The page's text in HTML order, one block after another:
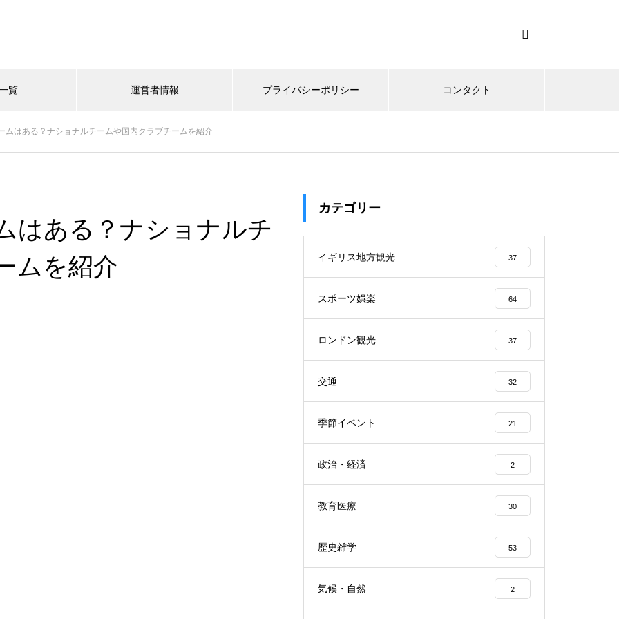
覧 運営者情報 プライバシーポリシー コンタクト
ムはある？ナショナルチームや国内クラブチームを紹介
はある？ナショナルチ
ムを紹介
カテゴリー
イギリス地方観光 37
スポーツ娯楽 64
ロンドン観光 37
交通 32
季節イベント 21
政治・経済 2
教育医療 30
歴史雑学 53
気候・自然 2